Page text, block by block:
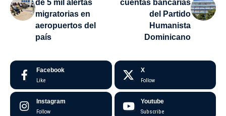
de 5 mil alertas
migratorias en
aeropuertos del
país
cuentas bancarias
del Partido
Humanista
Dominicano
Facebook
Like
X
Follow
Instagram
Follow
Youtube
Subscribe